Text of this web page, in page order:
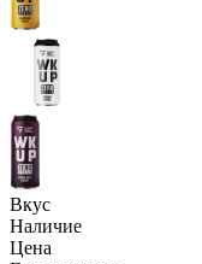
Вкус
Наличие
Цена